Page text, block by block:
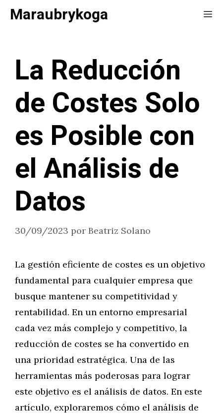
SaltarMaraubrykoga
La Reducción
de Costes Solo
es Posible con
el Análisis de
Datos
30/09/2023 por Beatriz Solano
La gestión eficiente de costes es un objetivo
fundamental para cualquier empresa que
busque mantener su competitividad y
rentabilidad. En un entorno empresarial
cada vez más complejo y competitivo, la
reducción de costes se ha convertido en
una prioridad estratégica. Una de las
herramientas más poderosas para lograr
este objetivo es el análisis de datos. En este
artículo, exploraremos cómo el análisis de